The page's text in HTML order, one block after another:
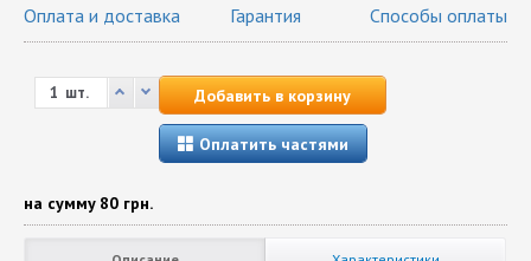
Оплата и доставка
Гарантия Способы оплаты
шт. Добавить в корзину
Оплатить частями
на сумму 80 грн.